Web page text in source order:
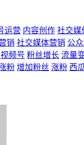
运营 内容创作 社交媒
销 社交媒体营销 公
视频号 粉丝增长 流量
粉 增加粉丝 涨粉 西